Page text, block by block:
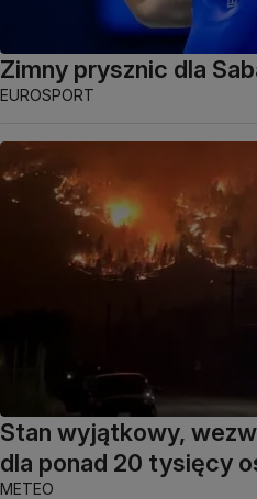
Zimny prysznic dla
EUROSPORT
Stan wyjątkowy,
dla ponad 20 tysięcy
METEO